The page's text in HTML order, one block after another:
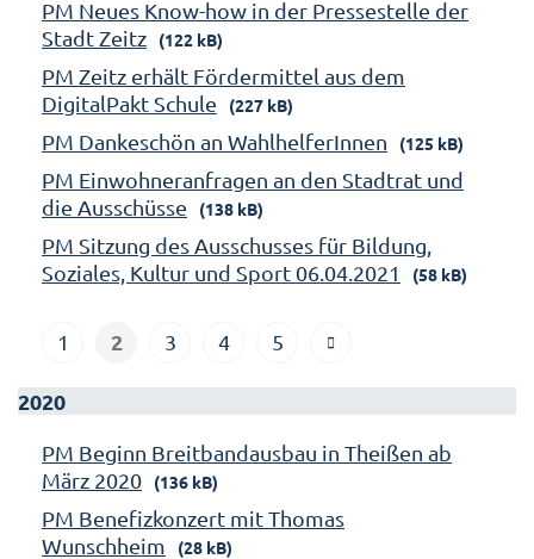
PM Neues Know-how in der Pressestelle der
Stadt Zeitz
(122 kB)
PM Zeitz erhält Fördermittel aus dem
DigitalPakt Schule
(227 kB)
PM Dankeschön an WahlhelferInnen (125 kB)
PM Einwohneranfragen an den Stadtrat und
die Ausschüsse
(138 kB)
PM Sitzung des Ausschusses für Bildung,
Soziales, Kultur und Sport 06.04.2021
(58 kB)
1 2 3 4 5
2020
PM Beginn Breitbandausbau in Theißen ab
März 2020
(136 kB)
PM Benefizkonzert mit Thomas
Wunschheim
(28 kB)